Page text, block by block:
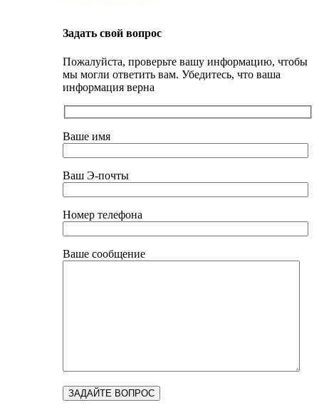
Задать свой вопрос
Пожалуйста, проверьте вашу информацию, чтобы
мы могли ответить вам. Убедитесь, что ваша
информация верна
Ваше имя
Ваш Э-почты
Номер телефона
Ваше сообщение